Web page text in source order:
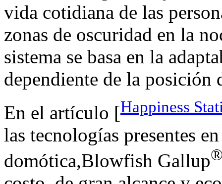
vida cotidiana de las
zonas de oscuridad en la
sistema se basa en la
dependiente de la posición
En el artículo [Happiness
las tecnologías presentes
domótica,Blowfish Gallup